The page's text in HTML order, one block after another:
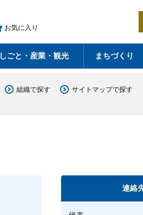
お気に入り
しごと・産業・観光 まちづくり
組織で探す サイトマップで探す
連絡